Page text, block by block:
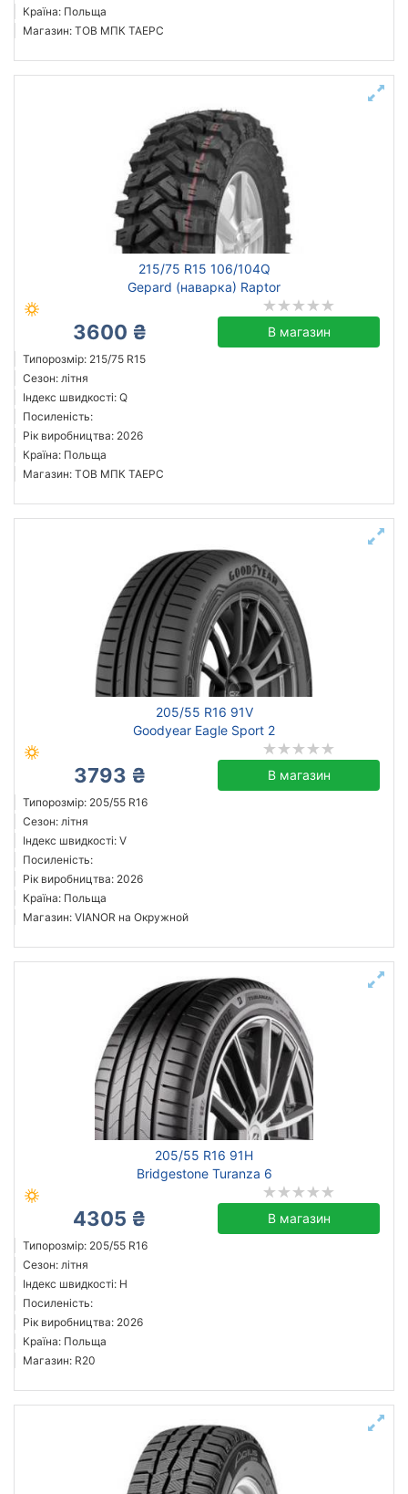
Країна: Польща
Магазин: ТОВ МПК ТАЕРС
215/75 R15 106/104Q
Gepard (наварка) Raptor
3600 ₴ В магазин
Типорозмір: 215/75 R15
Сезон: літня
Індекс швидкості: Q
Посиленість:
Рік виробництва: 2026
Країна: Польща
Магазин: ТОВ МПК ТАЕРС
205/55 R16 91V
Goodyear Eagle Sport 2
3793 ₴ В магазин
Типорозмір: 205/55 R16
Сезон: літня
Індекс швидкості: V
Посиленість:
Рік виробництва: 2026
Країна: Польща
Магазин: VIANOR на Окружной
205/55 R16 91H
Bridgestone Turanza 6
4305 ₴ В магазин
Типорозмір: 205/55 R16
Сезон: літня
Індекс швидкості: H
Посиленість:
Рік виробництва: 2026
Країна: Польща
Магазин: R20